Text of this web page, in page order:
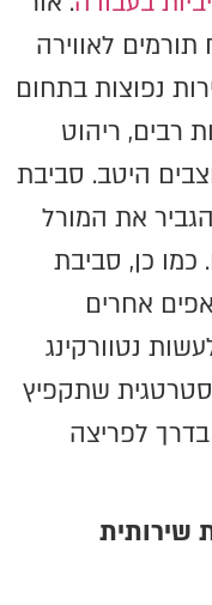
לאווירה
נפוצות בתחום
רבים, ריהוט
היטב. סביבת
את המורל
כמו כן, סביבת
אחרים
נטוורקינג
שתקפיץ
לפריצה